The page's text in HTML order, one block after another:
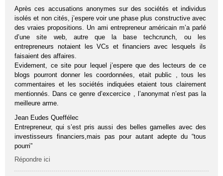
Après ces accusations anonymes sur des sociétés et individus
isolés et non cités, j’espere voir une phase plus constructive avec
des vraies propositions. Un ami entrepreneur américain m’a parlé
d’une site web, autre que la base techcrunch, ou les
entrepreneurs notaient les VCs et financiers avec lesquels ils
faisaient des affaires.
Evidement, ce site pour lequel j’espere que des lecteurs de ce
blogs pourront donner les coordonnées, etait public , tous les
commentaires et les sociétés indiquées etaient tous clairement
mentionnés. Dans ce genre d’excercice , l’anonymat n’est pas la
meilleure arme.
Jean Eudes Queffélec
Entrepreneur, qui s’est pris aussi des belles gamelles avec des
investisseurs financiers,mais pas pour autant adepte du “tous
pourri”
Répondre ici